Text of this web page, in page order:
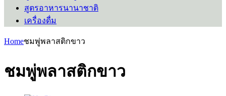
สูตรอาหารนานาชาติ
เครื่องดื่ม
Homeชมพู่พลาสติกขาว
ชมพู่พลาสติกขาว